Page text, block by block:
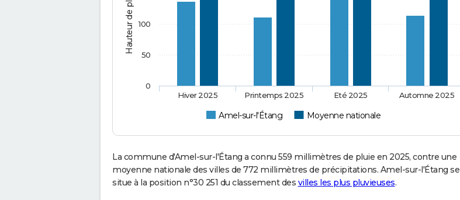
Amel-sur-l'Étang Moyenne nationale
Hiver 2025 Printemps 2025 Eté 2025 Automne 2025
0
50
100
La commune d'Amel-sur-l'Étang a connu 559 millimètres de pluie en 2025, contre une
moyenne nationale des villes de 772 millimètres de précipitations. Amel-sur-l'Étang se
situe à la position n°30 251 du classement des villes les plus pluvieuses.